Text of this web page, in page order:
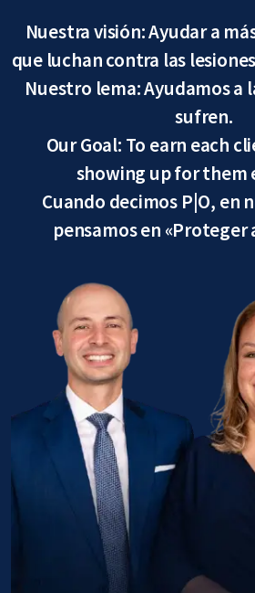
Nuestra visión: Ayudar a
que luchan contra las
Nuestro lema: Ayudamos a
sufren.
Our Goal: To earn each
showing up for them
Cuando decimos P|O, en
pensamos en «Proteger